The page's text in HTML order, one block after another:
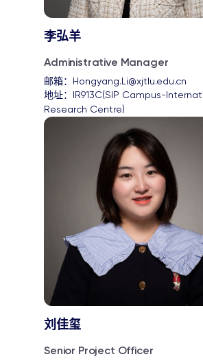
李弘羊
Administrative Manager
邮箱： Hongyang.Li@xjtlu.edu.cn
地址： IR913C(SIP Campus-
Research Centre)
刘佳玺
Senior Project Officer